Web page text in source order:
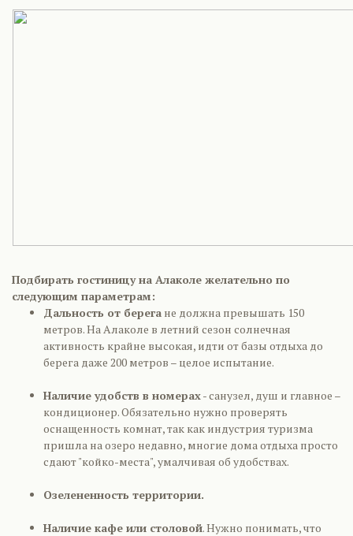
Подбирать гостиницу на Алаколе желательно по
следующим параметрам:
Дальность от берега не должна превышать 150
метров. На Алаколе в летний сезон солнечная
активность крайне высокая, идти от базы отдыха до
берега даже 200 метров – целое испытание.
Наличие удобств в номерах- санузел, душ и главное –
кондиционер. Обязательно нужно проверять
оснащенность комнат, так как индустрия туризма
пришла на озеро недавно, многие дома отдыха просто
сдают "койко-места", умалчивая об удобствах.
Озелененность территории.
Наличие кафе или столовой. Нужно понимать, что